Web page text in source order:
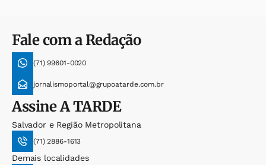
Fale com a Redação
(71) 99601-0020
jornalismoportal@grupoatarde.com.br
AssineA TARDE
Salvador e Região Metropolitana
(71) 2886-1613
Demais localidades